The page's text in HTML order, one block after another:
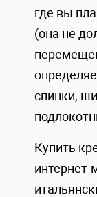
где вы
(она не
спинки,
Купить